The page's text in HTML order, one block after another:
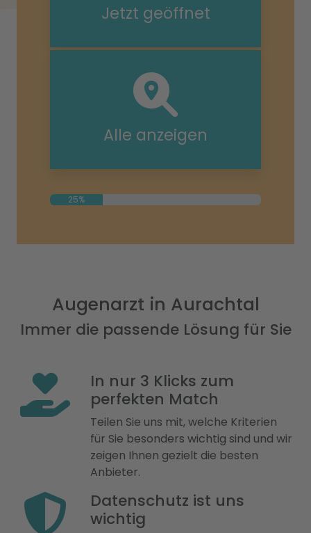
Jetzt geöffnet
Alle anzeigen
25%
Augenarzt in Aurachtal
Immer die passende Lösung für Sie
In nur 3 Klicks zum
perfekten Match
Teilen Sie uns mit, welche Kriterien
für Sie besonders wichtig sind und wir
zeigen Ihnen gezielt die besten
Anbieter.
Datenschutz ist uns
wichtig